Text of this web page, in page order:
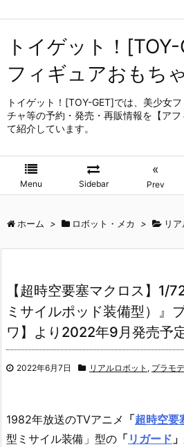
トイゲット！
フィギュアおもち
トイゲット！[TOY-GET]では、美少女
チャ等の予約・発売・再販情報を【ア
て紹介しています。
Menu Sidebar
«
Prev
ホーム > ロボット・メカ > リ
【超時空要塞マクロス】1/
ミサイルポッド装備型）』
ワ】より2022年9月発売予
2022年6月7日 リアルロボット , プラモ
1982年放送のTVアニメ 「超時空要
型ミサイル装備」型の 「 リガード 」